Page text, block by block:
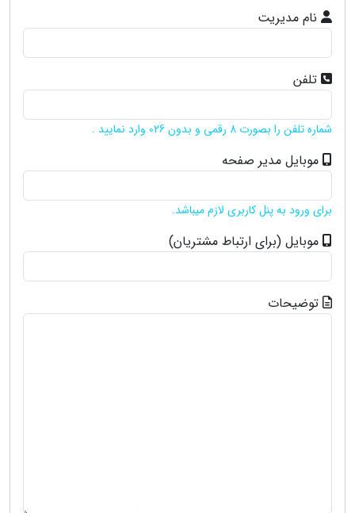
نام مدیریت
تلفن
شماره تلفن را بصورت 8 رقمی و بدون 026 وارد نمایید .
موبایل مدیر صفحه
برای ورود به پنل کاربری لازم میباشد.
موبایل (برای ارتباط مشتریان)
توضیحات